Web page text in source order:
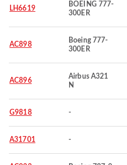
LH6619
BOEING 777-
300ER
AC898
Boeing 777-
300ER
AC896
Airbus A321
N
G9818 -
A31701 -